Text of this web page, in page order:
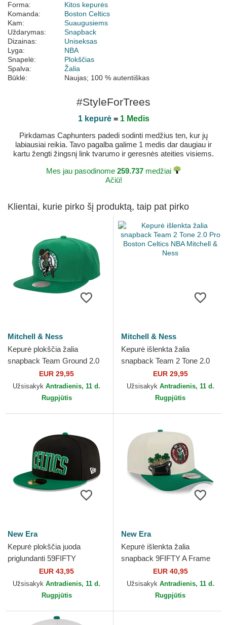
Forma:
Kitos kepurės
Komanda:
Boston Celtics
Kam:
Suaugusiems
Uždarymas:
Snapback
Dizainas:
Uniseksas
Lyga:
NBA
Snapelė:
Plokščias
Spalva:
Žalia
Būklė:
Naujas; 100 % autentiškas
#StyleForTrees
1 kepurė= 1 Medis
Pirkdamas Caphunters padedi sodinti medžius ten, kur jų
labiausiai reikia. Tavo pagalba galime 1 medis dar daugiau ir
kartu žengti žingsnį link tvarumo ir geresnės ateities visiems.
Mes jau pasodinome 259.737 medžiai
Ačiū!
Klientai, kurie pirko šį produktą, taip pat pirko
Mitchell & Ness
Kepurė plokščia žalia
snapback Team Ground 2.0
Boston Celtics NBA Mitchell
& Ness
EUR 29,95
Užsisakyk Antradienis, 11 d.
Rugpjūtis
Mitchell & Ness
Kepurė išlenkta žalia
snapback Team 2 Tone 2.0
Pro Boston Celtics NBA
Mitchell & Ness
EUR 29,95
Užsisakyk Antradienis, 11 d.
Rugpjūtis
New Era
Kepurė plokščia juoda
priglundanti 59FIFTY
Statement Boston Celtics
NBA New Era
EUR 43,95
Užsisakyk Antradienis, 11 d.
Rugpjūtis
New Era
Kepurė išlenkta žalia
snapback 9FIFTY A Frame
Precurved Hardwood
Classics Boston Celtics NBA
EUR 40,95
Užsisakyk Antradienis, 11 d.
Rugpjūtis